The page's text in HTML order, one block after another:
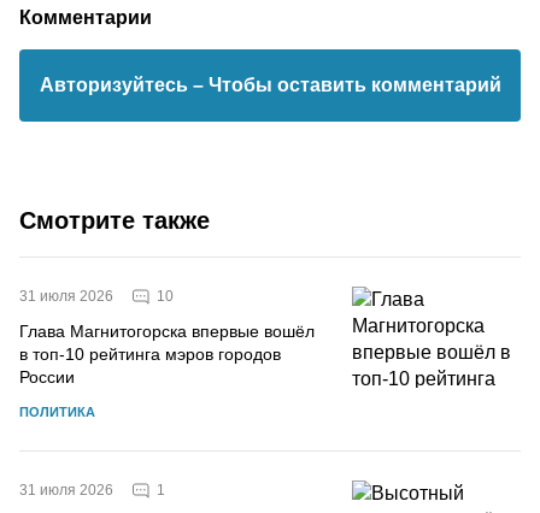
Комментарии
Авторизуйтесь – Чтобы оставить комментарий
Смотрите также
31 июля 2026 10
Глава Магнитогорска впервые вошёл
в топ-10 рейтинга мэров городов
России
ПОЛИТИКА
31 июля 2026 1